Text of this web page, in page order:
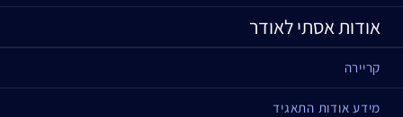
אודות אסתי לאודר
קריירה
מידע אודות התאגיד